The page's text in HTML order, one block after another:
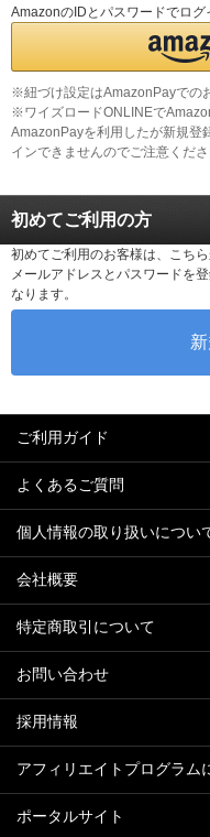
AmazonのIDとパスワードでログ
※紐づけ設定はAmazonPayでの
※ワイズロードONLINEで
AmazonPayを利用したが新規登
インできませんのでご注意くださ
初めてご利用の方
初めてご利用のお客様は、こち
メールアドレスとパスワードを
なります。
ご利用ガイド
よくあるご質問
個人情報の取り扱いについ
会社概要
特定商取引について
お問い合わせ
採用情報
アフィリエイトプログラム
ポータルサイト